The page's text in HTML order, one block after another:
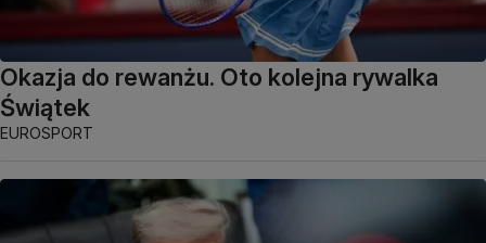
Okazja do rewanżu. Oto kolejna rywalka
Świątek
EUROSPORT